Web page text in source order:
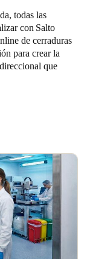
todas las
con Salto
de cerraduras
para crear la
que